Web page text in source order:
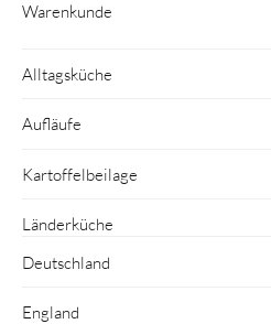
Warenkunde
Alltagsküche
Aufläufe
Kartoffelbeilage
Länderküche
Deutschland
England